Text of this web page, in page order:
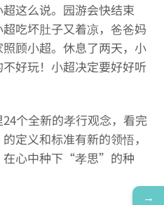
这么说。园游会快结束
吃坏肚子又着凉，爸爸妈
顾小超。休息了两天，小
好玩！小超决定要好好听
个全新的孝行观念，看完
定义和标准有新的领悟，
在心中种下“孝思”的种
→